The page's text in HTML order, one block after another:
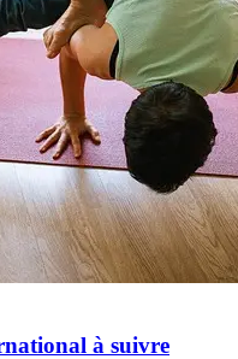
à suivre